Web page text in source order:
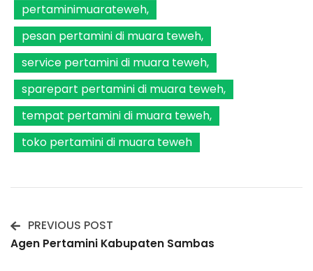
pertaminimuarateweh
pesan pertamini di muara teweh
service pertamini di muara teweh
sparepart pertamini di muara teweh
tempat pertamini di muara teweh
toko pertamini di muara teweh
Post
PREVIOUS POST
Agen Pertamini Kabupaten Sambas